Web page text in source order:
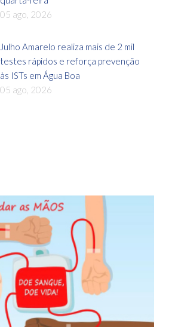
05 ago, 2026
Julho Amarelo realiza mais de 2 mil
testes rápidos e reforça prevenção
às ISTs em Água Boa
05 ago, 2026